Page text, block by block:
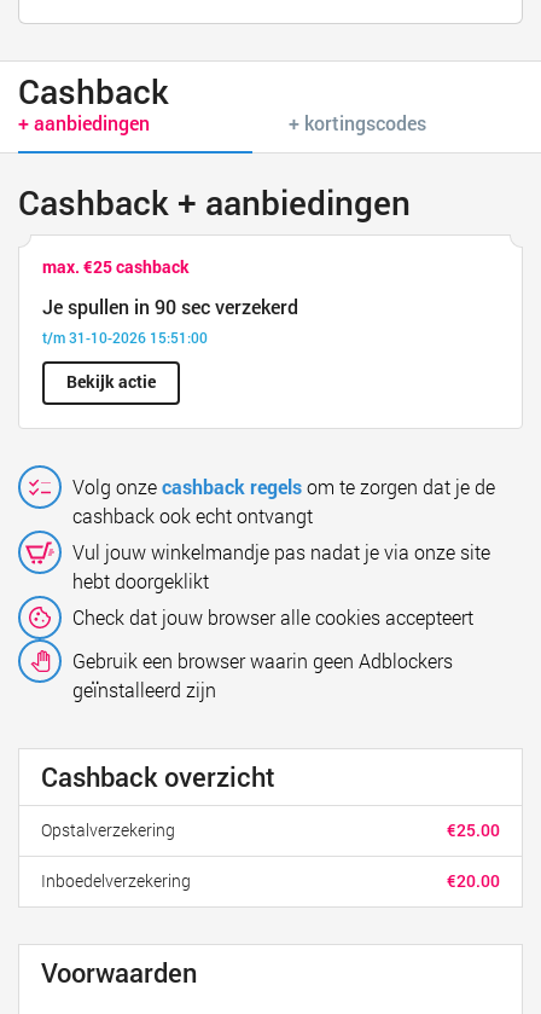
Cashback
+ aanbiedingen + kortingscodes
Cashback + aanbiedingen
max. €25 cashback
Je spullen in 90 sec verzekerd
t/m 31-10-2026 15:51:00
Bekijk actie
Volg onzecashback regelsom te zorgen dat je de
cashback ook echt ontvangt
Vul jouw winkelmandje pas nadat je via onze site
hebt doorgeklikt
Check dat jouw browser alle cookies accepteert
Gebruik een browser waarin geen Adblockers
geïnstalleerd zijn
Cashback overzicht
€25.00
Opstalverzekering
€20.00
Inboedelverzekering
Voorwaarden